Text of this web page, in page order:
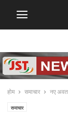
होम समाचार नए
समाचार